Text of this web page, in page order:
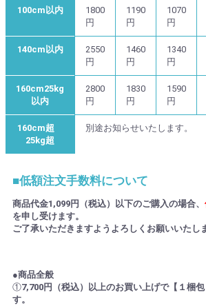
100cm以内
1800
円
1190
円
1070
円
140cm以内
2550
円
1460
円
1340
円
160cm25kg
以内
2800
円
1830
円
1590
円
160cm超
25kg超
別途お知らせいたします。
■低額注文手数料について
商品代金1,099円（税込）以下のご購入の場合、
を申し受けます。
ご了承いただきますようよろしくお願いいたし
●商品全般
①7,700円（税込）以上のお買い上げで【１梱
す。